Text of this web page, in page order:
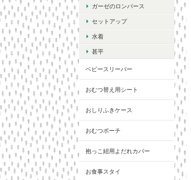
ガーゼのロンパース
セットアップ
水着
甚平
ベビースリーパー
おむつ替え用シート
おしりふきケース
おむつポーチ
抱っこ紐用よだれカバー
お食事スタイ